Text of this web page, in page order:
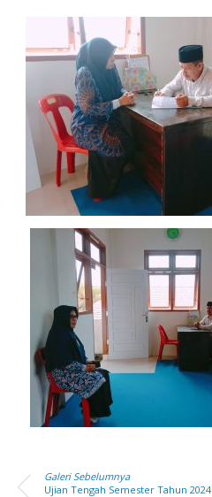
Galeri Sebelumnya
Ujian Tengah Semester Tahun 2024